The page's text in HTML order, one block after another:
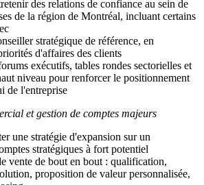
des relations de confiance au sein de
de la région de Montréal, incluant certains
stratégique de référence, en
d'affaires des clients
exécutifs, tables rondes sectorielles et
niveau pour renforcer le positionnement
de l'entreprise
et gestion de comptes majeurs
une stratégie d'expansion sur un
stratégiques à fort potentiel
vente de bout en bout : qualification,
proposition de valeur personnalisée,